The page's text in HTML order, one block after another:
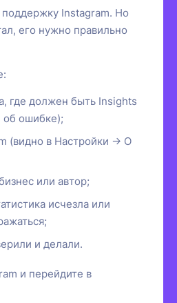
поддержку Instagram. Но
его нужно правильно
где должен быть Insights
ошибке);
(видно в Настройки → О
или автор;
исчезла или
и делали.
и перейдите в